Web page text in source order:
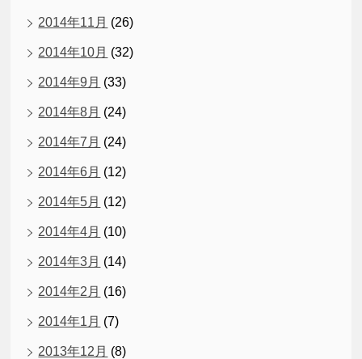
2014年11月 (26)
2014年10月 (32)
2014年9月 (33)
2014年8月 (24)
2014年7月 (24)
2014年6月 (12)
2014年5月 (12)
2014年4月 (10)
2014年3月 (14)
2014年2月 (16)
2014年1月 (7)
2013年12月 (8)